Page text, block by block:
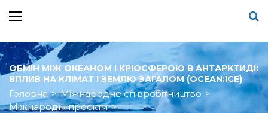
ОБМІН МІЖ ОКЕАНОМ І КРІОСФЕРОЮ В АНТАРКТИДІ:
ВПЛИВ НА КЛІМАТ І ЗЕМЛЮ ЗАГАЛОМ (OCEAN:ICE)
Головна > Міжнародне співробітництво >
Міжнародні проєкти >